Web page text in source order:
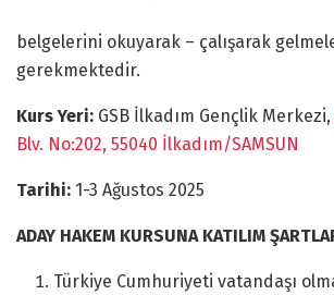
belgelerini okuyarak – çalışarak
gerekmektedir.
Kurs Yeri: GSB İlkadım Gençlik Merkezi,
Blv. No:202, 55040 İlkadım/SAMSUN
Tarihi: 1-3 Ağustos 2025
ADAY HAKEM KURSUNA KATILIM
Türkiye Cumhuriyeti vatandaşı